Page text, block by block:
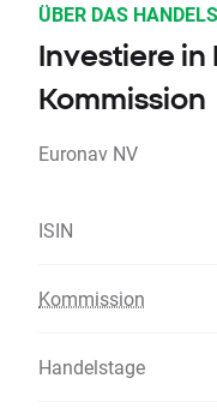
ÜBER DAS
Investiere in
Kommission
Euronav NV
ISIN
Kommission
Handelstage